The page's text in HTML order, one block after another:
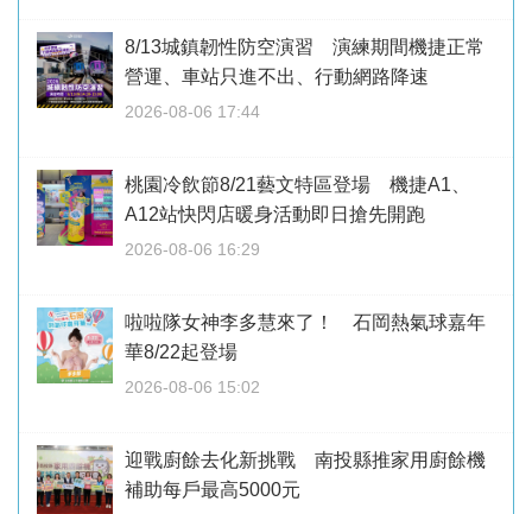
8/13城鎮韌性防空演習 演練期間機捷正常
營運、車站只進不出、行動網路降速
2026-08-06 17:44
桃園冷飲節8/21藝文特區登場 機捷A1、
A12站快閃店暖身活動即日搶先開跑
2026-08-06 16:29
啦啦隊女神李多慧來了！ 石岡熱氣球嘉年
華8/22起登場
2026-08-06 15:02
迎戰廚餘去化新挑戰 南投縣推家用廚餘機
補助每戶最高5000元